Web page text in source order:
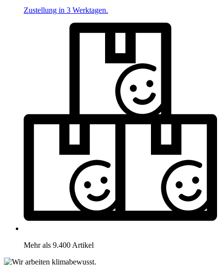
Zustellung in 3 Werktagen.
Mehr als 9.400 Artikel